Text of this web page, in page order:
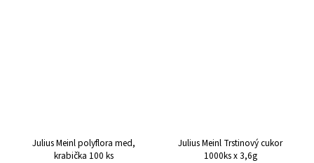
Julius Meinl polyflora med,
krabička 100 ks
Julius Meinl Trstinový cukor
1000ks x 3,6g